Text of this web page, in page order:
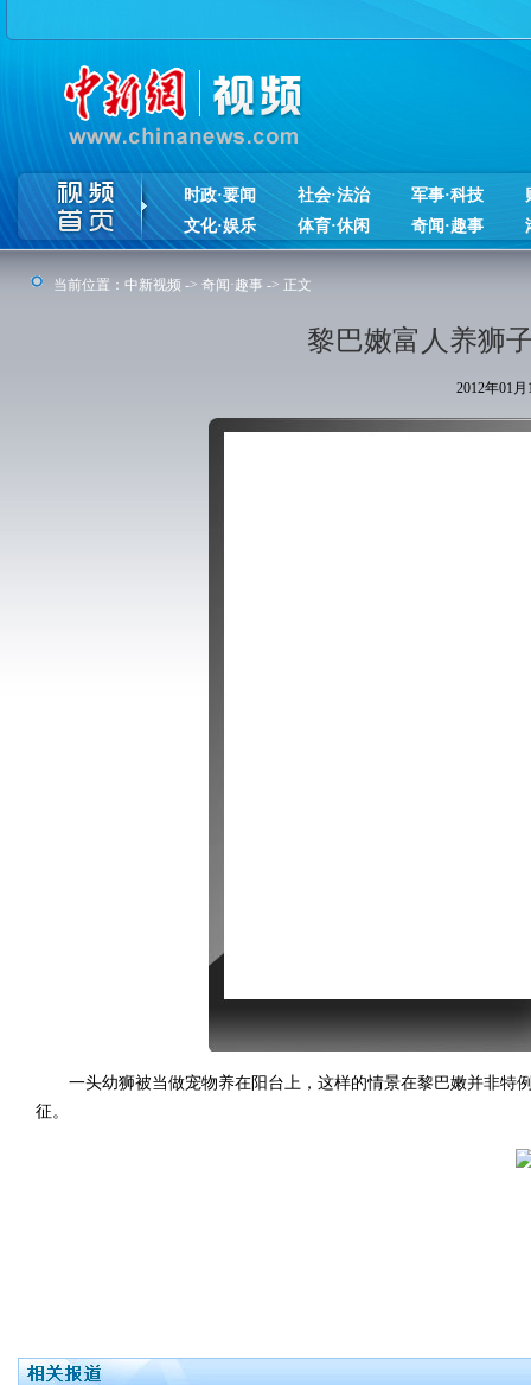
时政·要闻 社会·法治 军事·科技
文化·娱乐
体育·休闲 奇闻·趣事
当前位置： 中新视频 -> 奇闻·趣事 -> 正文
黎巴嫩富人养狮
2012年01
一头幼狮被当做宠物养在阳台上，这样的情景在黎巴嫩并非特
征。